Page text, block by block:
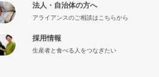
法人・自治体の方へ
アライアンスのご相談はこちらから
採用情報
生産者と食べる人をつなぎたい